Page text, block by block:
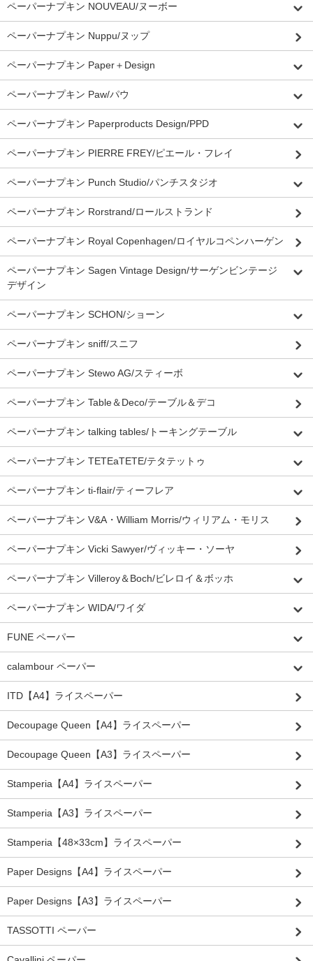
ペーパーナプキン NOUVEAU/ヌーボー
ペーパーナプキン Nuppu/ヌップ
ペーパーナプキン Paper＋Design
ペーパーナプキン Paw/パウ
ペーパーナプキン Paperproducts Design/PPD
ペーパーナプキン PIERRE FREY/ピエール・フレイ
ペーパーナプキン Punch Studio/パンチスタジオ
ペーパーナプキン Rorstrand/ロールストランド
ペーパーナプキン Royal Copenhagen/ロイヤルコペンハーゲン
ペーパーナプキン Sagen Vintage Design/サーゲンビンテージ
デザイン
ペーパーナプキン SCHON/ショーン
ペーパーナプキン sniff/スニフ
ペーパーナプキン Stewo AG/スティーボ
ペーパーナプキン Table＆Deco/テーブル＆デコ
ペーパーナプキン talking tables/トーキングテーブル
ペーパーナプキン TETEaTETE/テタテットゥ
ペーパーナプキン ti-flair/ティーフレア
ペーパーナプキン V&A・William Morris/ウィリアム・モリス
ペーパーナプキン Vicki Sawyer/ヴィッキー・ソーヤ
ペーパーナプキン Villeroy＆Boch/ビレロイ＆ボッホ
ペーパーナプキン WIDA/ワイダ
FUNE ペーパー
calambour ペーパー
ITD【A4】ライスペーパー
Decoupage Queen【A4】ライスペーパー
Decoupage Queen【A3】ライスペーパー
Stamperia【A4】ライスペーパー
Stamperia【A3】ライスペーパー
Stamperia【48×33cm】ライスペーパー
Paper Designs【A4】ライスペーパー
Paper Designs【A3】ライスペーパー
TASSOTTI ペーパー